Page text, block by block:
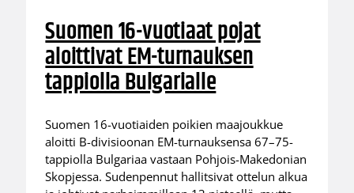
Suomen 16-vuotiaat pojat
aloittivat EM-turnauksen
tappiolla Bulgarialle
Suomen 16-vuotiaiden poikien maajoukkue
aloitti B-divisioonan EM-turnauksensa 67–75-
tappiolla Bulgariaa vastaan Pohjois-Makedonian
Skopjessa. Sudenpennut hallitsivat ottelun alkua